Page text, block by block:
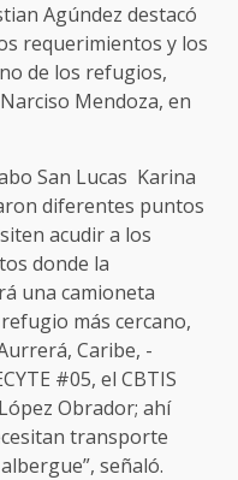
Agúndez destacó
requerimientos y los
de los refugios,
Mendoza, en
San Lucas Karina
diferentes puntos
acudir a los
donde la
una camioneta
más cercano,
Caribe, -
#05, el CBTIS
Obrador; ahí
transporte
señaló.